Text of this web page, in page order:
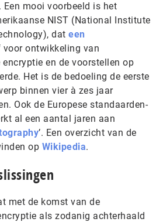
Een mooi voorbeeld is het
NIST (National Institute
dat een
voor ontwikkeling van
en de voorstellen op
Het is de bedoeling de eerste
binnen vier à zes jaar
Ook de Europese standaarden-
al een aantal jaren aan
’. Een overzicht van de
op Wikipedia.
met de komst van de
als zodanig achterhaald